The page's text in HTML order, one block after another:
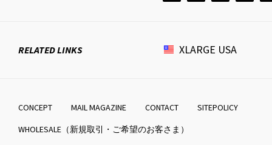
RELATED LINKS XLARGE USA
CONCEPT MAIL MAGAZINE CONTACT
SITEPOLICY
WHOLESALE（新規取引・ご希望のお客さま）